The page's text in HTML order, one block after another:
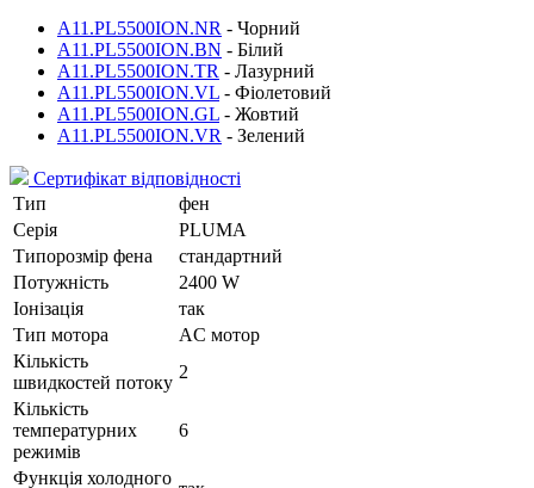
A11.PL5500ION.NR - Чорний
A11.PL5500ION.BN - Білий
A11.PL5500ION.TR - Лазурний
A11.PL5500ION.VL - Фіолетовий
A11.PL5500ION.GL - Жовтий
A11.PL5500ION.VR - Зелений
Сертифікат відповідності
Тип
фен
Серія
PLUMA
Типорозмір фена
стандартний
Потужність
2400 W
Іонізація
так
Тип мотора
AC мотор
Кількість
швидкостей потоку
2
Кількість
температурних
режимів
6
Функція холодного